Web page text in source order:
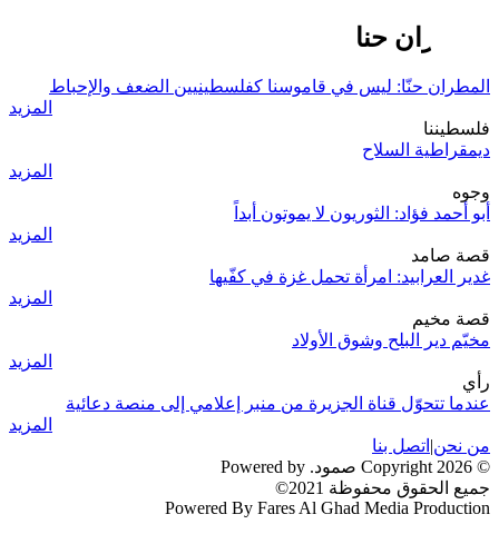
المطران حنا
المطران حنّا: ليس في قاموسنا كفلسطينيين الضعف والإحباط
المزيد
فلسطيننا
ديمقراطية السلاح
المزيد
وجوه
أبو أحمد فؤاد: الثوريون لا يموتون أبداً
المزيد
قصة صامد
غدير العرابيد: امرأة تحمل غزة في كفّيها
المزيد
قصة مخيم
مخيّم دير البلح وشوق الأولاد
المزيد
رأي
عندما تتحوّل قناة الجزيرة من منبر إعلامي إلى منصة دعائية
المزيد
من نحن| اتصل بنا
© 2026 Copyright صمود. Powered by
جميع الحقوق محفوظة 2021©
Powered By Fares Al Ghad Media Production